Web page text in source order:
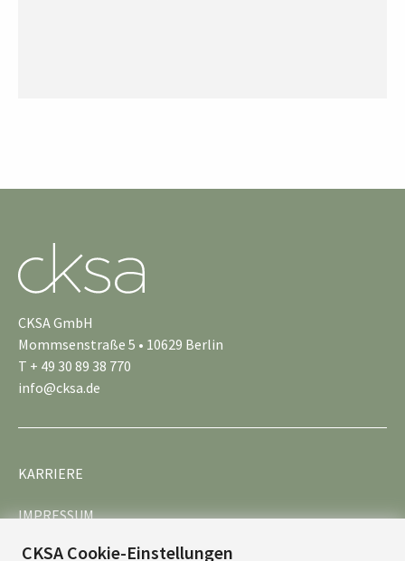
CKSA GmbH
Mommsenstraße 5 • 10629 Berlin
T + 49 30 89 38 770
info@cksa.de
KARRIERE
IMPRESSUM
DATENSCHUTZ
CKSA Cookie-Einstellungen